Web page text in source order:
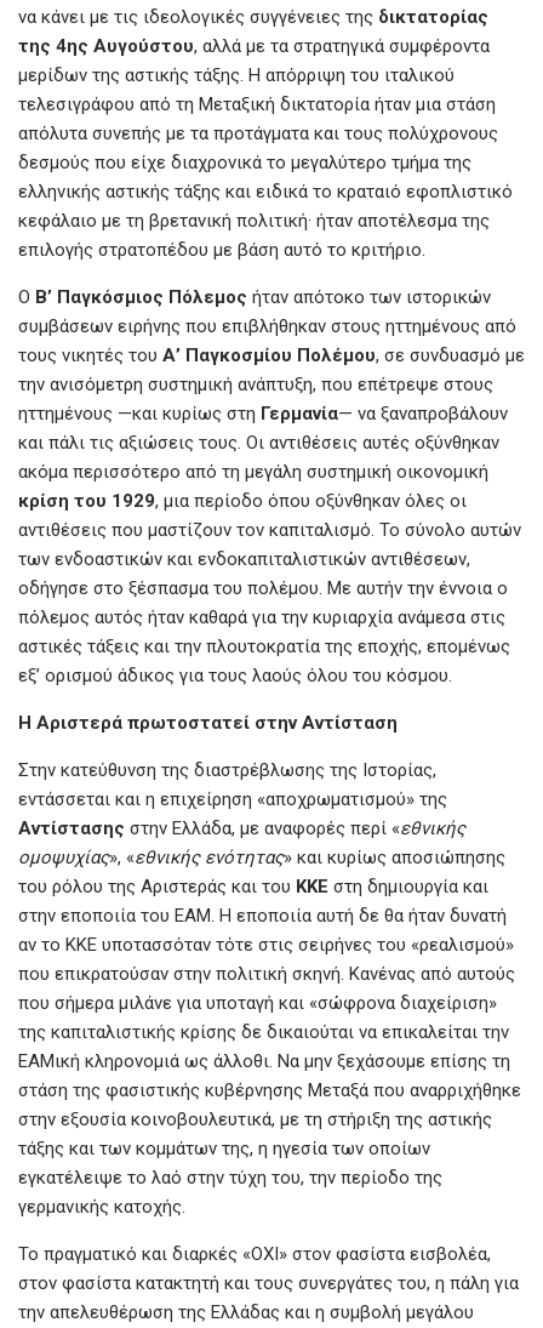
να κάνει με τις ιδεολογικές συγγένειες της δικτατορίας
της 4ης Αυγούστου, αλλά με τα στρατηγικά συμφέροντα
μερίδων της αστικής τάξης. Η απόρριψη του ιταλικού
τελεσιγράφου από τη Μεταξική δικτατορία ήταν μια στάση
απόλυτα συνεπής με τα προτάγματα και τους πολύχρονους
δεσμούς που είχε διαχρονικά το μεγαλύτερο τμήμα της
ελληνικής αστικής τάξης και ειδικά το κραταιό εφοπλιστικό
κεφάλαιο με τη βρετανική πολιτική· ήταν αποτέλεσμα της
επιλογής στρατοπέδου με βάση αυτό το κριτήριο.
Ο Β’ Παγκόσμιος Πόλεμος ήταν απότοκο των ιστορικών
συμβάσεων ειρήνης που επιβλήθηκαν στους ηττημένους από
τους νικητές του Α’ Παγκοσμίου Πολέμου, σε συνδυασμό με
την ανισόμετρη συστημική ανάπτυξη, που επέτρεψε στους
ηττημένους —και κυρίως στη Γερμανία— να ξαναπροβάλουν
και πάλι τις αξιώσεις τους. Οι αντιθέσεις αυτές οξύνθηκαν
ακόμα περισσότερο από τη μεγάλη συστημική οικονομική
κρίση του 1929, μια περίοδο όπου οξύνθηκαν όλες οι
αντιθέσεις που μαστίζουν τον καπιταλισμό. Το σύνολο αυτών
των ενδοαστικών και ενδοκαπιταλιστικών αντιθέσεων,
οδήγησε στο ξέσπασμα του πολέμου. Με αυτήν την έννοια ο
πόλεμος αυτός ήταν καθαρά για την κυριαρχία ανάμεσα στις
αστικές τάξεις και την πλουτοκρατία της εποχής, επομένως
εξʼ ορισμού άδικος για τους λαούς όλου του κόσμου.
Η Αριστερά πρωτοστατεί στην Αντίσταση
Στην κατεύθυνση της διαστρέβλωσης της Ιστορίας,
εντάσσεται και η επιχείρηση «αποχρωματισμού» της
Αντίστασης στην Ελλάδα, με αναφορές περί «εθνικής
ομοψυχίας», «εθνικής ενότητας» και κυρίως αποσιώπησης
του ρόλου της Αριστεράς και του ΚΚΕ στη δημιουργία και
στην εποποιία του ΕΑΜ. Η εποποιία αυτή δε θα ήταν δυνατή
αν το ΚΚΕ υποτασσόταν τότε στις σειρήνες του «ρεαλισμού»
που επικρατούσαν στην πολιτική σκηνή. Κανένας από αυτούς
που σήμερα μιλάνε για υποταγή και «σώφρονα διαχείριση»
της καπιταλιστικής κρίσης δε δικαιούται να επικαλείται την
ΕΑΜική κληρονομιά ως άλλοθι. Να μην ξεχάσουμε επίσης τη
στάση της φασιστικής κυβέρνησης Μεταξά που αναρριχήθηκε
στην εξουσία κοινοβουλευτικά, με τη στήριξη της αστικής
τάξης και των κομμάτων της, η ηγεσία των οποίων
εγκατέλειψε το λαό στην τύχη του, την περίοδο της
γερμανικής κατοχής.
Το πραγματικό και διαρκές «ΟΧΙ» στον φασίστα εισβολέα,
στον φασίστα κατακτητή και τους συνεργάτες του, η πάλη για
την απελευθέρωση της Ελλάδας και η συμβολή μεγάλου